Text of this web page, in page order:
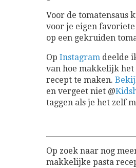
Voor de tomatensaus
voor je eigen favoriete
op een gekruiden
Op Instagram deelde
van hoe makkelijk het
recept te maken.
en vergeet niet @
taggen als je het zelf
Op zoek naar nog
makkelijke pasta